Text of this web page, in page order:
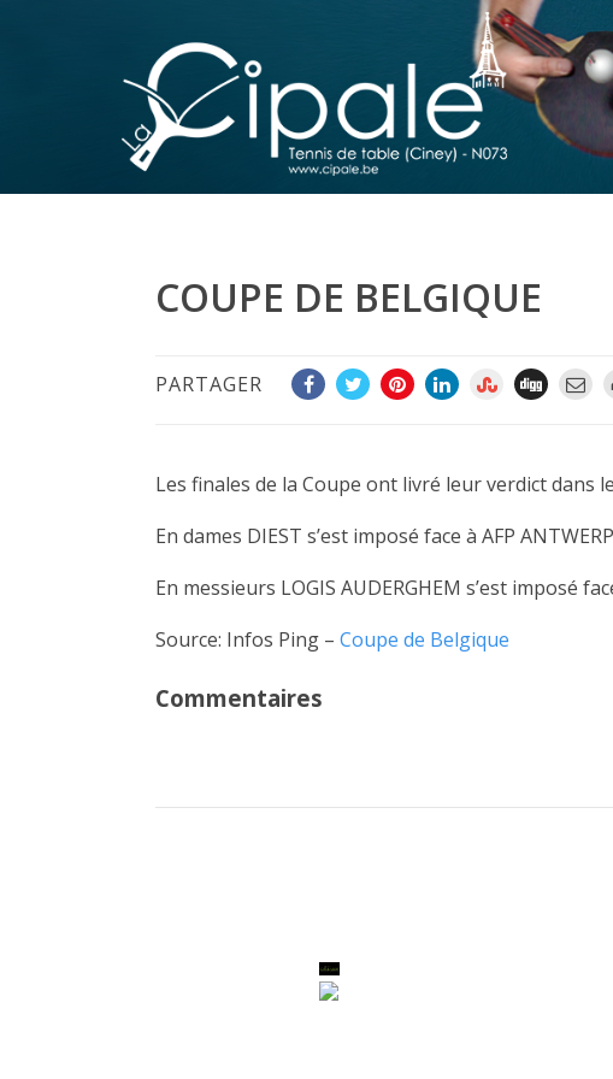
COUPE DE BELGIQUE
PARTAGER
Les finales de la Coupe ont livré leur verdict dans
En dames DIEST s’est imposé face à AFP
En messieurs LOGIS AUDERGHEM s’est imposé
Source: Infos Ping –Coupe de Belgique
Commentaires